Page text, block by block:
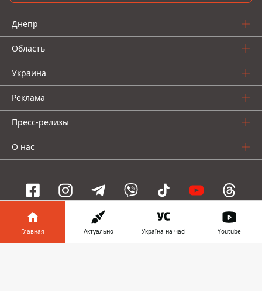
Днепр
Область
Украина
Реклама
Пресс-релизы
О нас
Информатор проекты
Главная Актуально Україна на часі Youtube